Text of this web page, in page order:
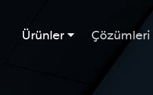
Ürünler Çözümleri